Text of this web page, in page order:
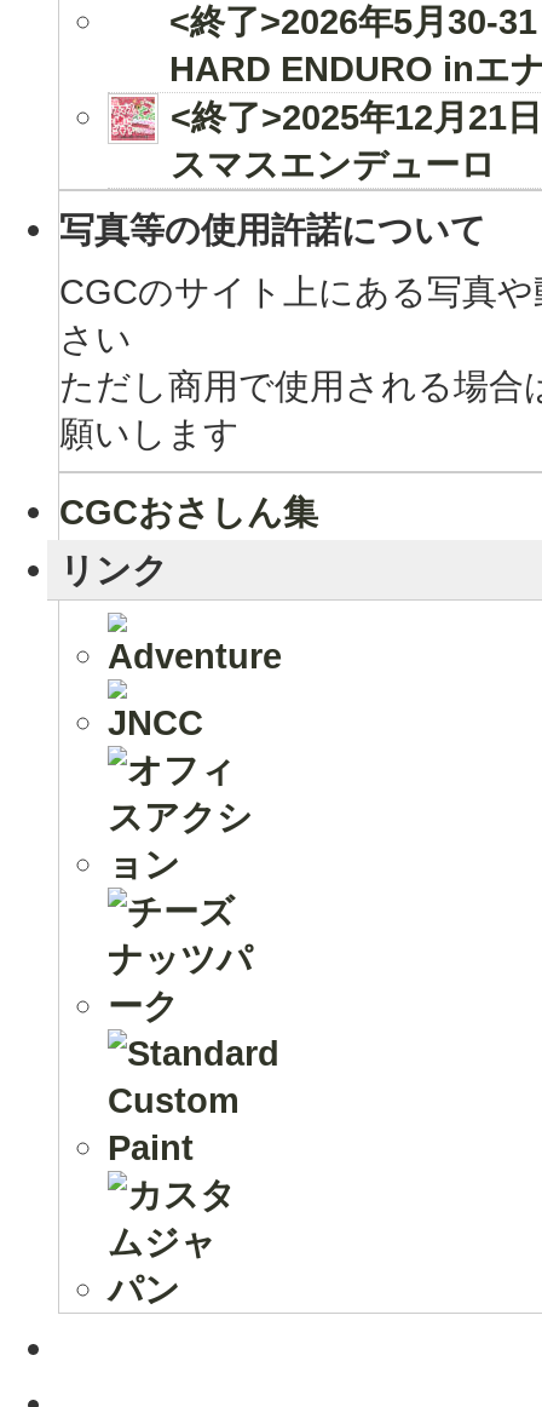
<終了>2026年5月30-
HARD ENDURO inエ
<終了>2025年12月21
スマスエンデューロ
写真等の使用許諾について
CGCのサイト上にある写真
さい
ただし商用で使用される場合
願いします
CGCおさしん集
リンク